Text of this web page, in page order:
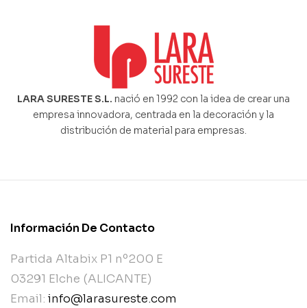
LARA SURESTE S.L. nació en 1992 con la idea de crear una
empresa innovadora, centrada en la decoración y la
distribución de material para empresas.
Información De Contacto
Partida Altabix P1 nº200 E
03291 Elche (ALICANTE)
Email: info@larasureste.com